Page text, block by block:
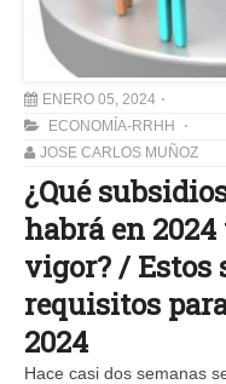
ENERO 05, 2024
ECONOMÍA-RRHH
JOSE CARLOS MUÑOZ
¿Qué
habrá en
vigor? / Estos
requisitos
2024
Hace casi dos semanas